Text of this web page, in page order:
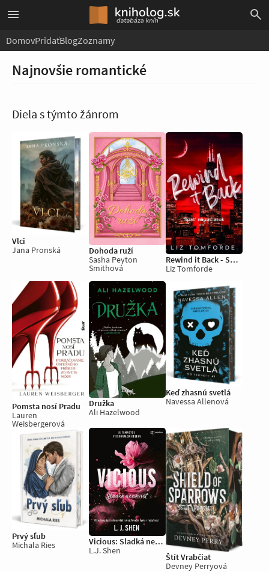
DomovPridaťBlogZoznamy
Najnovšie romantické
Diela s týmto žánrom
Vlci
Jana Pronská
Dohoda ruží
Sasha Peyton
Smithová
Rewind it Back - Späť na začiatok
Liz Tomforde
Pomsta nosí Pradu
Lauren
Weisbergerová
Družka
Ali Hazelwood
Keď zhasnú svetlá
Navessa Allenová
Prvý sľub
Michala Ries
Vicious: Sladká nenávisť
L.J. Shen
Štít Vrabčiat
Devney Perryová